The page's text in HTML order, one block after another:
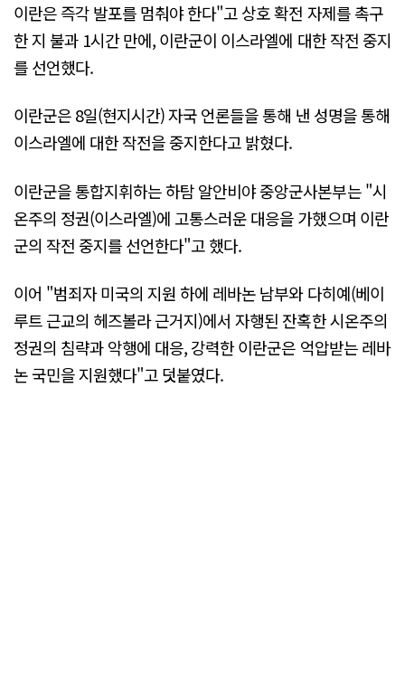
이란은 즉각 발포를 멈춰야 한다"고 상호 확전 자제를 촉구
한 지 불과 1시간 만에, 이란군이 이스라엘에 대한 작전 중지
를 선언했다.
이란군은 8일(현지시간) 자국 언론들을 통해 낸 성명을 통해
이스라엘에 대한 작전을 중지한다고 밝혔다.
이란군을 통합지휘하는 하탐 알안비야 중앙군사본부는 "시
온주의 정권(이스라엘)에 고통스러운 대응을 가했으며 이란
군의 작전 중지를 선언한다"고 했다.
이어 "범죄자 미국의 지원 하에 레바논 남부와 다히예(베이
루트 근교의 헤즈볼라 근거지)에서 자행된 잔혹한 시온주의
정권의 침략과 악행에 대응, 강력한 이란군은 억압받는 레바
논 국민을 지원했다"고 덧붙였다.